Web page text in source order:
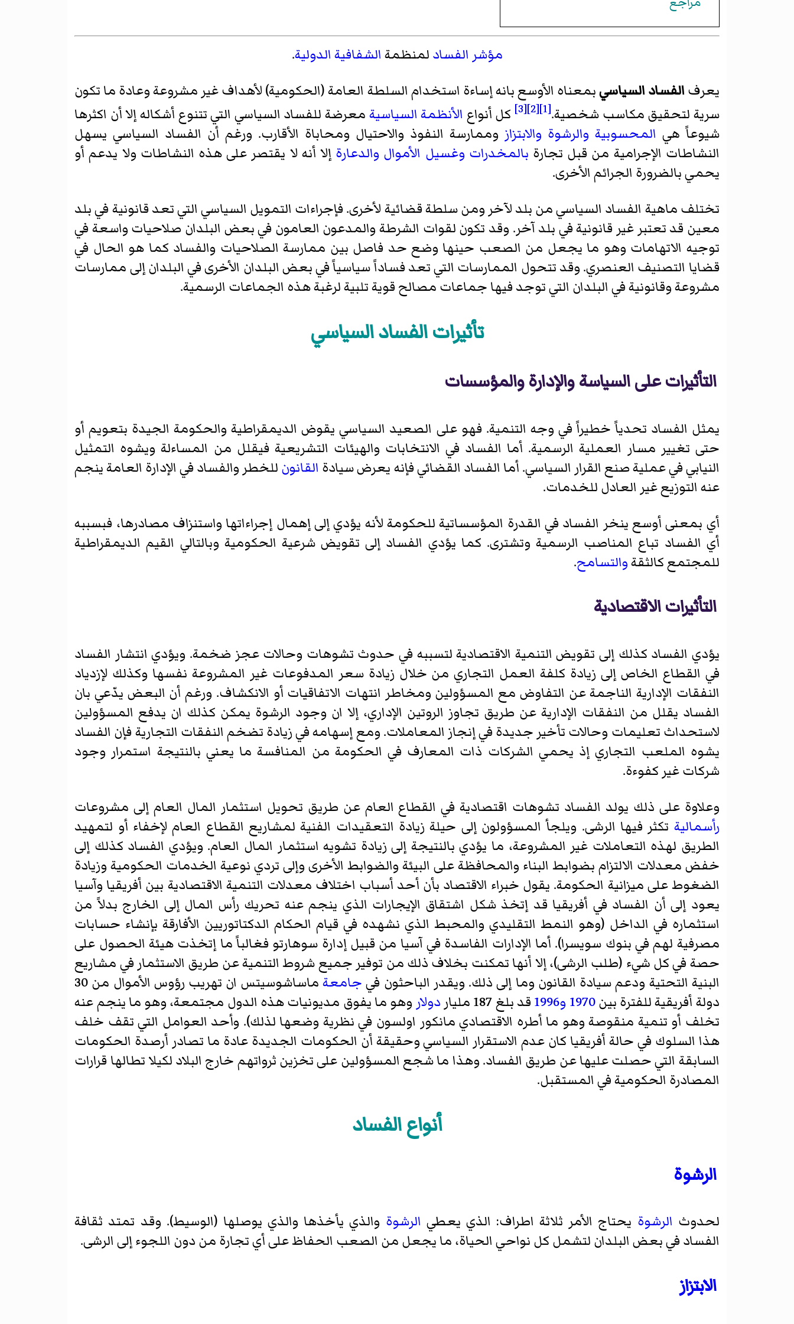
مؤشر الفساد لمنظمة الشفافية الدولية.
يعرف الفساد السياسيبمعناه الأوسع بانه إساءة استخدام السلطة العامة (الحكومية) لأهداف غير مشروعة وعادة ما تكون
سرية لتحقيق مكاسب شخصية.[1]
[2]
[3] كل أنواع الأنظمة السياسية معرضة للفساد السياسي التي تتنوع أشكاله إلا أن اكثرها
شيوعاً هي المحسوبية والرشوة والابتزاز وممارسة النفوذ والاحتيال ومحاباة الأقارب. ورغم أن الفساد السياسي يسهل
النشاطات الإجرامية من قبل تجارة بالمخدرات وغسيل الأموال والدعارة إلا أنه لا يقتصر على هذه النشاطات ولا يدعم أو
يحمي بالضرورة الجرائم الأخرى.
تختلف ماهية الفساد السياسي من بلد لآخر ومن سلطة قضائية لأخرى. فإجراءات التمويل السياسي التي تعد قانونية في بلد
معين قد تعتبر غير قانونية في بلد آخر. وقد تكون لقوات الشرطة والمدعون العامون في بعض البلدان صلاحيات واسعة في
توجيه الاتهامات وهو ما يجعل من الصعب حينها وضع حد فاصل بين ممارسة الصلاحيات والفساد كما هو الحال في
قضايا التصنيف العنصري. وقد تتحول الممارسات التي تعد فساداً سياسياً في بعض البلدان الأخرى في البلدان إلى ممارسات
مشروعة وقانونية في البلدان التي توجد فيها جماعات مصالح قوية تلبية لرغبة هذه الجماعات الرسمية.
تأثيرات الفساد السياسي
التأثيرات على السياسة والإدارة والمؤسسات
يمثل الفساد تحدياً خطيراً في وجه التنمية. فهو على الصعيد السياسي يقوض الديمقراطية والحكومة الجيدة بتعويم أو
حتى تغيير مسار العملية الرسمية. أما الفساد في الانتخابات والهيئات التشريعية فيقلل من المساءلة ويشوه التمثيل
النيابي في عملية صنع القرار السياسي. أما الفساد القضائي فإنه يعرض سيادة القانون للخطر والفساد في الإدارة العامة ينجم
عنه التوزيع غير العادل للخدمات.
أي بمعنى أوسع ينخر الفساد في القدرة المؤسساتية للحكومة لأنه يؤدي إلى إهمال إجراءاتها واستنزاف مصادرها، فبسببه
أي الفساد تباع المناصب الرسمية وتشترى. كما يؤدي الفساد إلى تقويض شرعية الحكومية وبالتالي القيم الديمقراطية
للمجتمع كالثقةوالتسامح.
التأثيرات الاقتصادية
يؤدي الفساد كذلك إلى تقويض التنمية الاقتصادية لتسببه في حدوث تشوهات وحالات عجز ضخمة. ويؤدي انتشار الفساد
في القطاع الخاص إلى زيادة كلفة العمل التجاري من خلال زيادة سعر المدفوعات غير المشروعة نفسها وكذلك لإزدياد
النفقات الإدارية الناجمة عن التفاوض مع المسؤولين ومخاطر انتهات الاتفاقيات أو الانكشاف. ورغم أن البعض يدّعي بان
الفساد يقلل من النفقات الإدارية عن طريق تجاوز الروتين الإداري، إلا ان وجود الرشوة يمكن كذلك ان يدفع المسؤولين
لاستحداث تعليمات وحالات تأخير جديدة في إنجاز المعاملات. ومع إسهامه في زيادة تضخم النفقات التجارية فإن الفساد
يشوه الملعب التجاري إذ يحمي الشركات ذات المعارف في الحكومة من المنافسة ما يعني بالنتيجة استمرار وجود
شركات غير كفوءة.
وعلاوة على ذلك يولد الفساد تشوهات اقتصادية في القطاع العام عن طريق تحويل استثمار المال العام إلى مشروعات
رأسمالية تكثر فيها الرشى. ويلجأ المسؤولون إلى حيلة زيادة التعقيدات الفنية لمشاريع القطاع العام لإخفاء أو لتمهيد
الطريق لهذه التعاملات غير المشروعة، ما يؤدي بالنتيجة إلى زيادة تشويه استثمار المال العام. ويؤدي الفساد كذلك إلى
خفض معدلات الالتزام بضوابط البناء والمحافظة على البيئة والضوابط الأخرى وإلى تردي نوعية الخدمات الحكومية وزيادة
الضغوط على ميزانية الحكومة. يقول خبراء الاقتصاد بأن أحد أسباب اختلاف معدلات التنمية الاقتصادية بين أفريقيا وآسيا
يعود إلى أن الفساد في أفريقيا قد إتخذ شكل اشتقاق الإيجارات الذي ينجم عنه تحريك رأس المال إلى الخارج بدلاً من
استثماره في الداخل (وهو النمط التقليدي والمحبط الذي نشهده في قيام الحكام الدكتاتوريين الأفارقة بإنشاء حسابات
مصرفية لهم في بنوك سويسرا). أما الإدارات الفاسدة في آسيا من قبيل إدارة سوهارتو فغالباً ما إتخذت هيئة الحصول على
حصة في كل شيء (طلب الرشى)، إلا أنها تمكنت بخلاف ذلك من توفير جميع شروط التنمية عن طريق الاستثمار في مشاريع
البنية التحتية ودعم سيادة القانون وما إلى ذلك. ويقدر الباحثون في جامعة
ماساشوسيتس ان تهريب رؤوس الأموال من 30
دولة أفريقية للفترة بين1970 و1996 قد بلغ 187 مليار دولار وهو ما يفوق مديونيات هذه الدول مجتمعة، وهو ما ينجم عنه
تخلف أو تنمية منقوصة وهو ما أطره الاقتصادي مانكور اولسون في نظرية وضعها لذلك). وأحد العوامل التي تقف خلف
هذا السلوك في حالة أفريقيا كان عدم الاستقرار السياسي وحقيقة أن الحكومات الجديدة عادة ما تصادر أرصدة الحكومات
السابقة التي حصلت عليها عن طريق الفساد. وهذا ما شجع المسؤولين على تخزين ثرواتهم خارج البلاد لكيلا تطالها قرارات
المصادرة الحكومية في المستقبل.
أنواع الفساد
الرشوة
لحدوث الرشوة يحتاج الأمر ثلاثة اطراف: الذي يعطي الرشوة والذي يأخذها والذي يوصلها (الوسيط). وقد تمتد ثقافة
الفساد في بعض البلدان لتشمل كل نواحي الحياة، ما يجعل من الصعب الحفاظ على أي تجارة من دون اللجوء إلى الرشى.
الابتزاز